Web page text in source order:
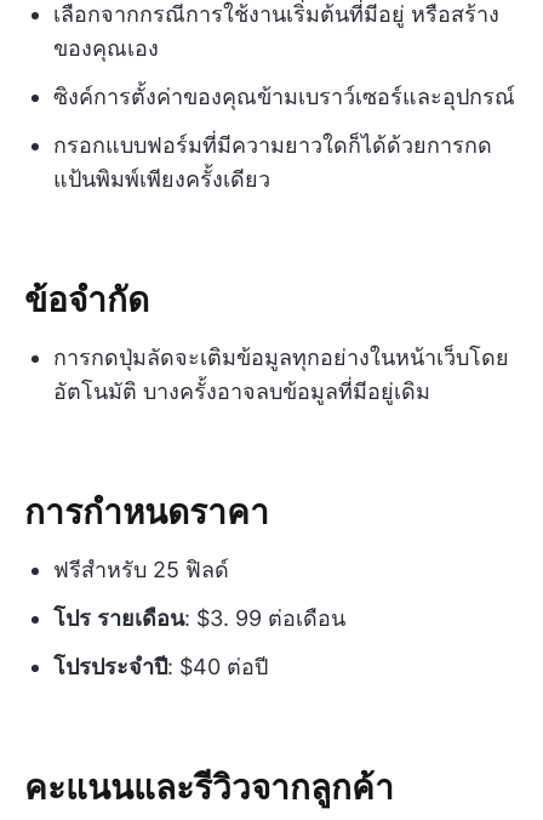
เลือกจากกรณีการใช้งานเริ่มต้นที่มีอยู่ หรือสร้าง
ของคุณเอง
ซิงค์การตั้งค่าของคุณข้ามเบราว์เซอร์และอุปกรณ์
กรอกแบบฟอร์มที่มีความยาวใดก็ได้ด้วยการกด
แป้นพิมพ์เพียงครั้งเดียว
ข้อจำกัด
การกดปุ่มลัดจะเติมข้อมูลทุกอย่างในหน้าเว็บโดย
อัตโนมัติ บางครั้งอาจลบข้อมูลที่มีอยู่เดิม
การกำหนดราคา
ฟรีสำหรับ 25 ฟิลด์
โปร รายเดือน: $3. 99 ต่อเดือน
โปรประจำปี: $40 ต่อปี
คะแนนและรีวิวจากลูกค้า